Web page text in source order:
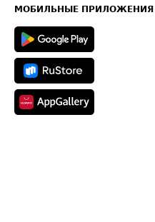
Техническая информация
МОБИЛЬНЫЕ ПРИЛОЖЕНИЯ